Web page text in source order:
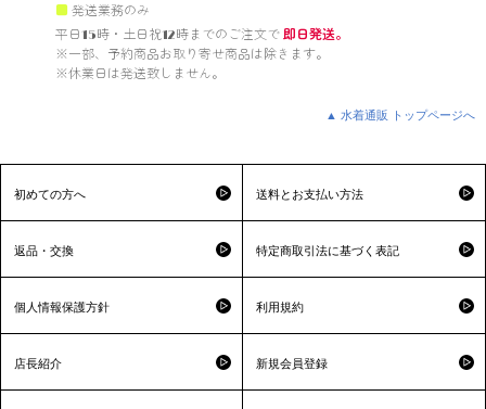
■ 発送業務のみ
平日15時・土日祝12時までのご注文で 即日発送。
※一部、予約商品お取り寄せ商品は除きます。
※休業日は発送致しません。
▲ 水着通販 トップページへ
初めての方へ 送料とお支払い方法
返品・交換 特定商取引法に基づく表記
個人情報保護方針 利用規約
店長紹介 新規会員登録